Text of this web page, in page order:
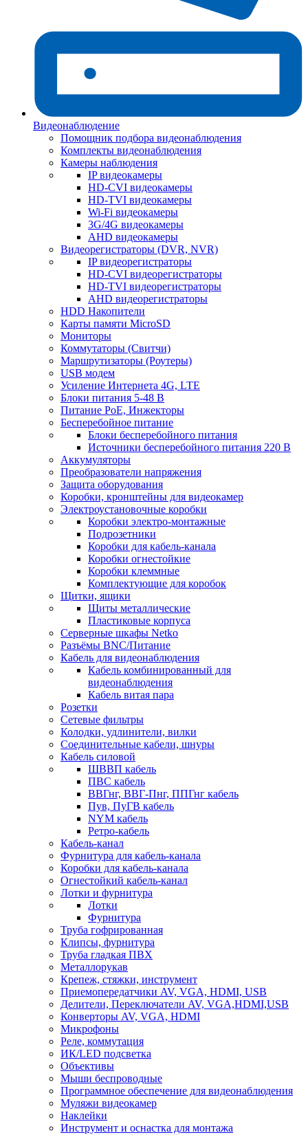
Видеонаблюдение
Помощник подбора видеонаблюдения
Комплекты видеонаблюдения
Камеры наблюдения
IP видеокамеры
HD-CVI видеокамеры
HD-TVI видеокамеры
Wi-Fi видеокамеры
3G/4G видеокамеры
AHD видеокамеры
Видеорегистраторы (DVR, NVR)
IP видеорегистраторы
HD-CVI видеорегистраторы
HD-TVI видеорегистраторы
AHD видеорегистраторы
HDD Накопители
Карты памяти MicroSD
Мониторы
Коммутаторы (Свитчи)
Маршрутизаторы (Роутеры)
USB модем
Усиление Интернета 4G, LTE
Блоки питания 5-48 В
Питание PoE, Инжекторы
Бесперебойное питание
Блоки бесперебойного питания
Источники бесперебойного питания 220 В
Аккумуляторы
Преобразователи напряжения
Защита оборудования
Коробки, кронштейны для видеокамер
Электроустановочные коробки
Коробки электро-монтажные
Подрозетники
Коробки для кабель-канала
Коробки огнестойкие
Коробки клеммные
Комплектующие для коробок
Щитки, ящики
Щиты металлические
Пластиковые корпуса
Серверные шкафы Netko
Разъёмы BNC/Питание
Кабель для видеонаблюдения
Кабель комбинированный для
видеонаблюдения
Кабель витая пара
Розетки
Сетевые фильтры
Колодки, удлинители, вилки
Соединительные кабели, шнуры
Кабель силовой
ШВВП кабель
ПВС кабель
ВВГнг, ВВГ-Пнг, ППГнг кабель
Пув, ПуГВ кабель
NYM кабель
Ретро-кабель
Кабель-канал
Фурнитура для кабель-канала
Коробки для кабель-канала
Огнестойкий кабель-канал
Лотки и фурнитура
Лотки
Фурнитура
Труба гофрированная
Клипсы, фурнитура
Труба гладкая ПВХ
Металлорукав
Крепеж, стяжки, инструмент
Приемопередатчики AV, VGA, HDMI, USB
Делители, Переключатели AV, VGA,HDMI,USB
Конверторы AV, VGA, HDMI
Микрофоны
Реле, коммутация
ИК/LED подсветка
Объективы
Мыши беспроводные
Программное обеспечение для видеонаблюдения
Муляжи видеокамер
Наклейки
Инструмент и оснастка для монтажа